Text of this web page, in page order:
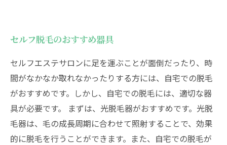
セルフ脱毛のおすすめ器具
セルフエステサロンに足を運ぶことが面倒だったり、時
間がなかなか取れなかったりする方には、自宅での脱毛
がおすすめです。しかし、自宅での脱毛には、適切な器
具が必要です。 まずは、光脱毛器がおすすめです。光脱
毛器は、毛の成長周期に合わせて照射することで、効果
的に脱毛を行うことができます。また、自宅での脱毛が